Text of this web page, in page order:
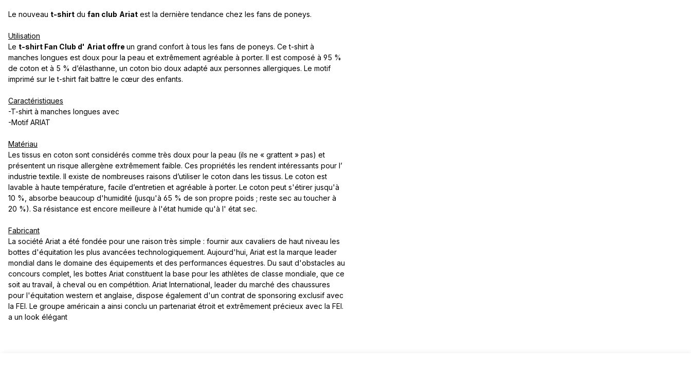
Le nouveau t-shirt du fan club Ariat est la dernière tendance chez les fans de poneys.
Utilisation
Le t-shirt Fan Club d' Ariat offre un grand confort à tous les fans de poneys. Ce t-shirt à
manches longues est doux pour la peau et extrêmement agréable à porter. Il est composé à 95 %
de coton et à 5 % d’élasthanne, un coton bio doux adapté aux personnes allergiques. Le motif
imprimé sur le t-shirt fait battre le cœur des enfants.
Caractéristiques
-T-shirt à manches longues avec
-Motif ARIAT
Matériau
Les tissus en coton sont considérés comme très doux pour la peau (ils ne « grattent » pas) et
présentent un risque allergène extrêmement faible. Ces propriétés les rendent intéressants pour l’
industrie textile. Il existe de nombreuses raisons d’utiliser le coton dans les tissus. Le coton est
lavable à haute température, facile d’entretien et agréable à porter. Le coton peut s'étirer jusqu'à
10 %, absorbe beaucoup d'humidité (jusqu'à 65 % de son propre poids ; reste sec au toucher à
20 %). Sa résistance est encore meilleure à l'état humide qu'à l' état sec.
Fabricant
La société Ariat a été fondée pour une raison très simple : fournir aux cavaliers de haut niveau les
bottes d'équitation les plus avancées technologiquement. Aujourd'hui, Ariat est la marque leader
mondial dans le domaine des équipements et des performances équestres. Du saut d'obstacles au
concours complet, les bottes Ariat constituent la base pour les athlètes de classe mondiale, que ce
soit au travail, à cheval ou en compétition. Ariat International, leader du marché des chaussures
pour l'équitation western et anglaise, dispose également d'un contrat de sponsoring exclusif avec
la FEI. Le groupe américain a ainsi conclu un partenariat étroit et extrêmement précieux avec la FEI.
a un look élégant